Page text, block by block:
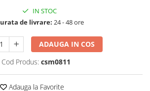
aeroteme
IN STOC
de livrare: 24 - 48 ore
ADAUGA IN COS
Cod Produs: csm0811
Adauga la Favorite